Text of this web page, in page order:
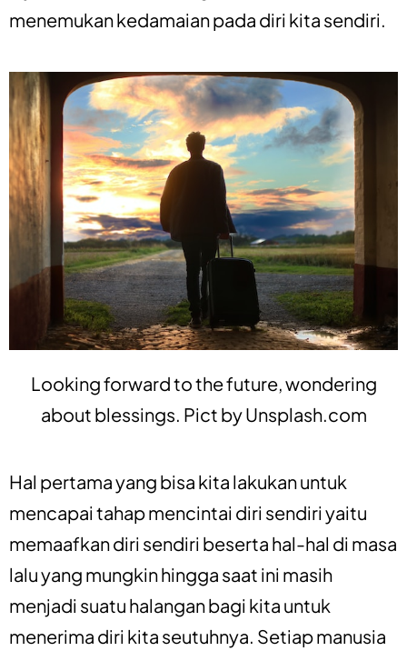
menemukan kedamaian pada diri kita sendiri.
Looking forward to the future, wondering
about blessings. Pict byUnsplash.com
Hal pertama yang bisa kita lakukan untuk
mencapai tahap mencintai diri sendiri yaitu
memaafkan diri sendiri beserta hal-hal di masa
lalu yang mungkin hingga saat ini masih
menjadi suatu halangan bagi kita untuk
menerima diri kita seutuhnya. Setiap manusia